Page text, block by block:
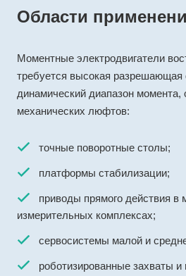
Области
Моментные электродвигатели
требуется высокая разрешающая
динамический диапазон момента,
механических люфтов:
точные поворотные столы;
платформы стабилизации;
приводы прямого действия в
измерительных комплексах;
сервосистемы малой и
роботизированные захваты